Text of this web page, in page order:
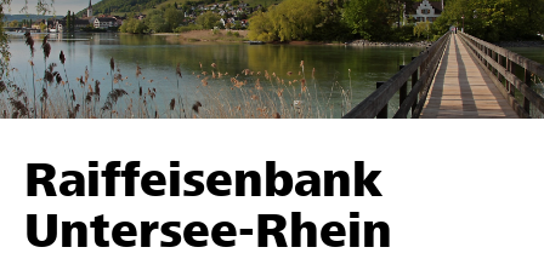
Parrainer
Soutien & assistance
Trouvez des projets et des organisations
Démarrez maintenant
Raiffeisenbank
Untersee-Rhein